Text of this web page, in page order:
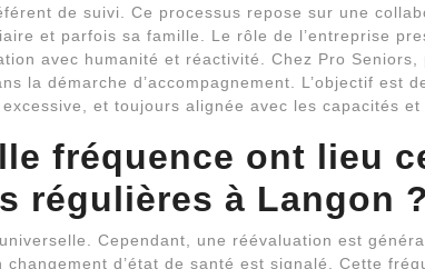
de suivi. Ce processus repose sur une
et parfois sa famille. Le rôle de l’entreprise
avec humanité et réactivité. Chez Pro
la démarche d’accompagnement. L’objectif est
et toujours alignée avec les capacités
fréquence ont lieu
régulières à Langon ?
Cependant, une réévaluation est
changement d’état de santé est signalé. Cette